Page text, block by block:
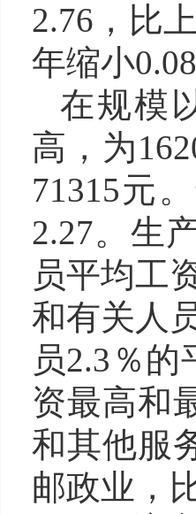
2.76，比
年缩小
在规模
高，为
71315元
2.27。生
员平均工
和有关人
员2.3％
资最高和
和其他服
邮政业，